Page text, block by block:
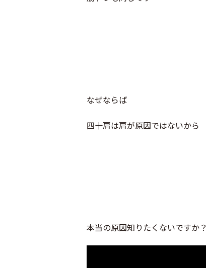
なぜならば
四十肩は肩が原因ではないから
本当の原因知りたくないですか？